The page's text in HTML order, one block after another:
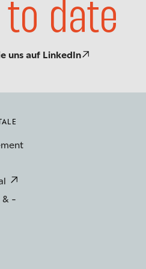
date
uns auf LinkedIn
& -